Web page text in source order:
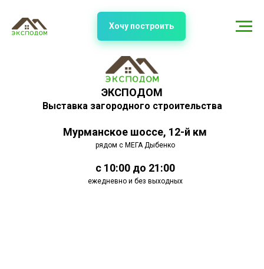
ЭКСПОДОМ
Выставка загородного строительства
Мурманское шоссе, 12-й км
рядом с МЕГА Дыбенко
с 10:00 до 21:00
ежедневно и без выходных
Хочу построить